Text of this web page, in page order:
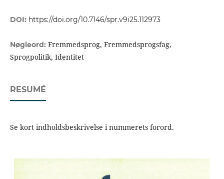
DOI: https://doi.org/10.7146/spr.v9i25.112973
Nøgleord: Fremmedsprog, Fremmedsprogsfag,
Sprogpolitik, Identitet
RESUMÉ
Se kort indholdsbeskrivelse i nummerets forord.